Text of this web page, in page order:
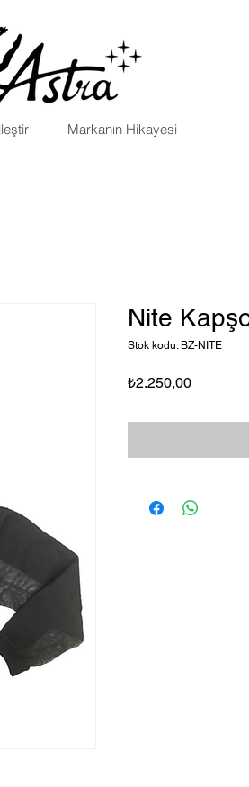
Markanın Hikayesi
Nite
Stok kodu: BZ-NITE
₺2.250,00Fiyat